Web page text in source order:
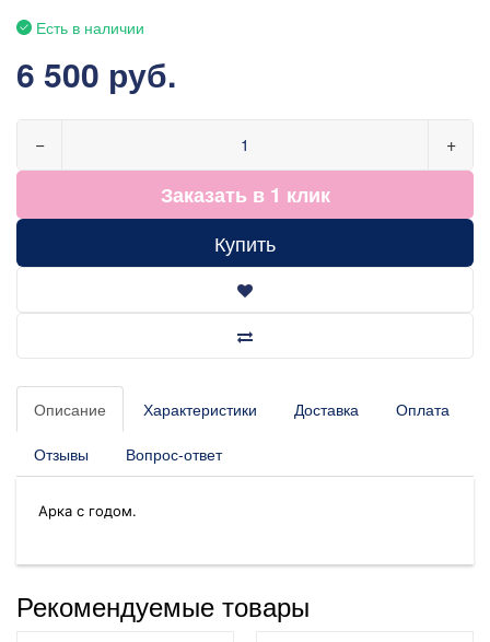
Есть в наличии
6 500 руб.
− +
Заказать в 1 клик
Купить
Описание Характеристики Доставка Оплата
Отзывы Вопрос-ответ
Арка с годом.
Рекомендуемые товары